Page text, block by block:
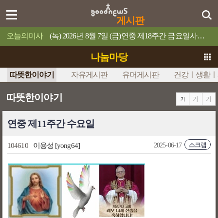
게시판
오늘의미사 (녹) 2026년 8월 7일 (금)연중 제18주간 금요일사람이 제 목숨을 무엇과 바꿀 수 있겠느냐?
나눔마당
따뜻한이야기 자유게시판 유머게시판 건강ㅣ생활
따뜻한이야기
연중 제11주간 수요일
104610 이용성 [yong64] 스크랩
2025-06-17